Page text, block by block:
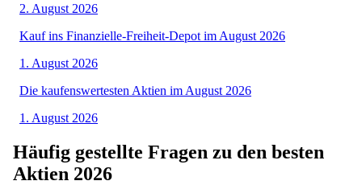
2. August 2026
Kauf ins Finanzielle-Freiheit-Depot im August 2026
1. August 2026
Die kaufenswertesten Aktien im August 2026
1. August 2026
Häufig gestellte Fragen zu den besten
Aktien 2026